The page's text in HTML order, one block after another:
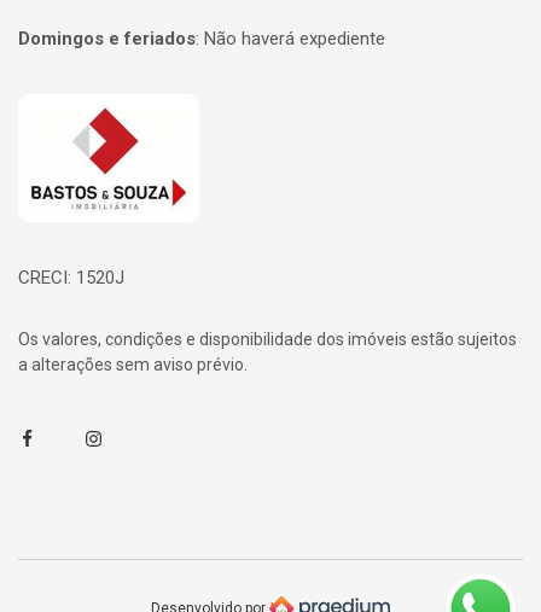
Domingos e feriados: Não haverá expediente
Página inicial
CRECI: 1520J
Os valores, condições e disponibilidade dos imóveis estão sujeitos
a alterações sem aviso prévio.
FacebookInstagram
Desenvolvido por